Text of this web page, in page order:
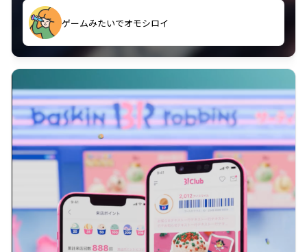
ゲームみたいでオモシロイ
久々のモーターショーがアプリでもっと楽しめました